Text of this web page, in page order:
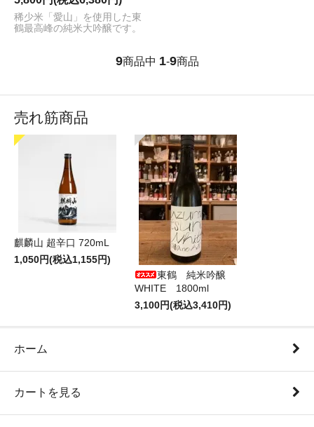
稀少米「愛山」を使用した東
鶴最高峰の純米大吟醸です。
9商品中 1-9商品
売れ筋商品
麒麟山 超辛口 720mL
1,050円(税込1,155円)
東鶴 純米吟醸
WHITE 1800ml
3,100円(税込3,410円)
ホーム
カートを見る